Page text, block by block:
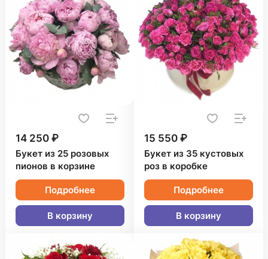
14 250 ₽
Букет из 25 розовых
пионов в корзине
Подробнее
В корзину
15 550 ₽
Букет из 35 кустовых
роз в коробке
Подробнее
В корзину